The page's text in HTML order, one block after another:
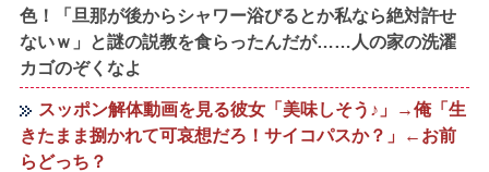
色！「旦那が後からシャワー浴びるとか私なら絶対許せ
ないｗ」と謎の説教を食らったんだが……人の家の洗濯
カゴのぞくなよ
スッポン解体動画を見る彼女「美味しそう♪」→俺「生
きたまま捌かれて可哀想だろ！サイコパスか？」←お前
らどっち？